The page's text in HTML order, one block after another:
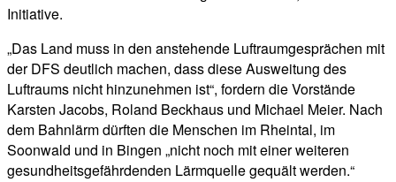
Initiative.
„Das Land muss in den anstehende Luftraumgesprächen mit
der DFS deutlich machen, dass diese Ausweitung des
Luftraums nicht hinzunehmen ist“, fordern die Vorstände
Karsten Jacobs, Roland Beckhaus und Michael Meier. Nach
dem Bahnlärm dürften die Menschen im Rheintal, im
Soonwald und in Bingen „nicht noch mit einer weiteren
gesundheitsgefährdenden Lärmquelle gequält werden.“